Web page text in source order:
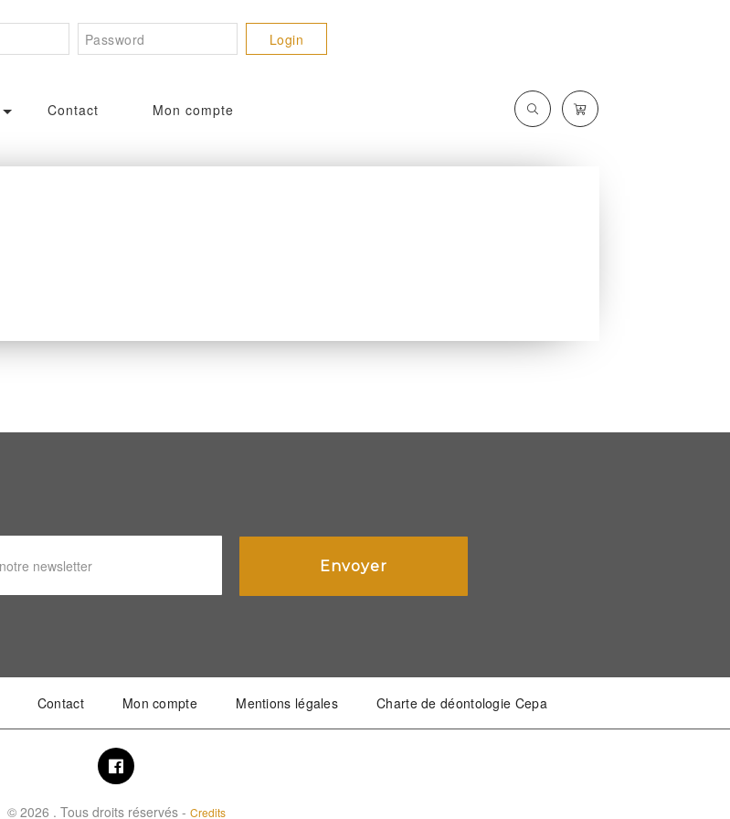
Contact Mon compte
Contact Mon compte Mentions légales Charte de déontologie Cepa
© 2026 . Tous droits réservés - Credits